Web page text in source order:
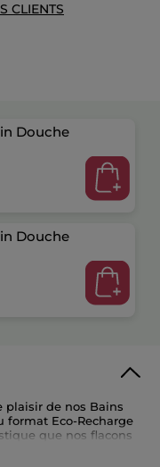
CLIENTS
Douche
Douche
plaisir de nos Bains
format Eco-Recharge
que nos flacons